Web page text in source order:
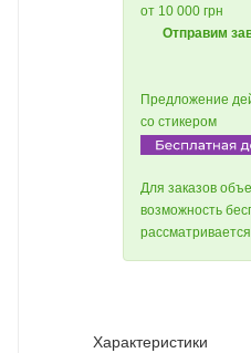
от 10 000 грн
Отправим
Предложение
со стикером
Для заказов
возможность
Характеристики